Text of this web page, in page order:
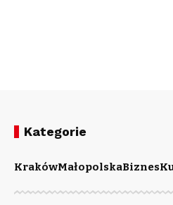
Kategorie
KrakówMałopolskaBiznes